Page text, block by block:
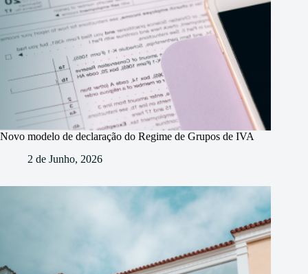
Novo modelo de declaração do Regime de Grupos de IVA
2 de Junho, 2026